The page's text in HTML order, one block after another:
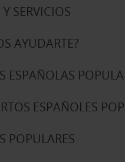
SERVICIOS
AYUDARTE?
ESPAÑOLAS
ESPAÑOLES
POPULARES